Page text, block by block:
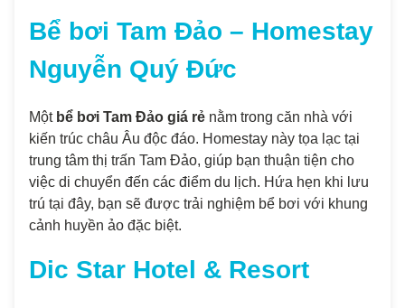
Bể bơi Tam Đảo – Homestay
Nguyễn Quý Đức
Một bể bơi Tam Đảo giá rẻ nằm trong căn nhà với
kiến trúc châu Âu độc đáo. Homestay này tọa lạc tại
trung tâm thị trấn Tam Đảo, giúp bạn thuận tiện cho
việc di chuyển đến các điểm du lịch. Hứa hẹn khi lưu
trú tại đây, bạn sẽ được trải nghiệm bể bơi với khung
cảnh huyền ảo đặc biệt.
Dic Star Hotel & Resort